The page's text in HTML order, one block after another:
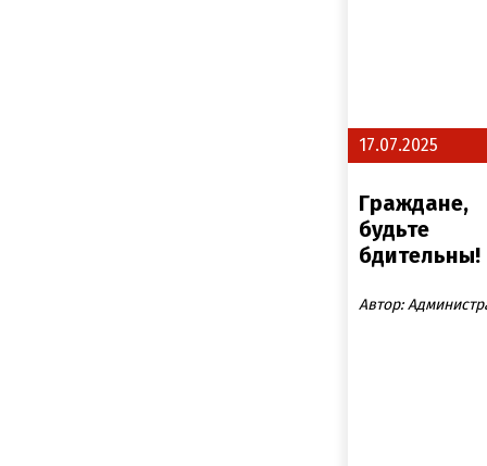
17.07.2025
Граждане,
будьте
бдительны!
Автор: